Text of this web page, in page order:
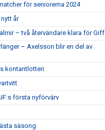
för seniorerna 2024
år
– två återvändare klara för Giff
– Axelsson blir en del av
kontantlotteri
första nyförvärv
säsong